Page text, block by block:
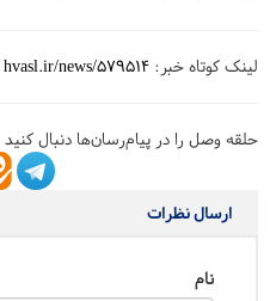
لینک کوتاه خبر: hvasl.ir/news/579514
حلقه وصل را در پیام‌رسان‌ها دنبال کنید
ارسال نظرات
نام